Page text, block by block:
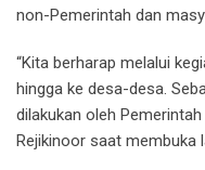
non-Pemerintah dan
“Kita berharap melalui
hingga ke desa-desa.
dilakukan oleh Pemerintah
Rejikinoor saat membuka